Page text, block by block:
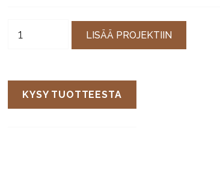
LISÄÄ PROJEKTIIN
KYSY TUOTTEESTA